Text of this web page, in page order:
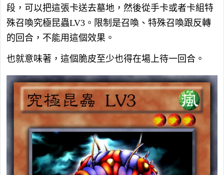
段，可以把這張卡送去墓地，然後從手卡或者卡組特
殊召喚究極昆蟲LV3。限制是召喚、特殊召喚跟反轉
的回合，不能用這個效果。
也就意味著，這個脆皮至少也得在場上待一回合。